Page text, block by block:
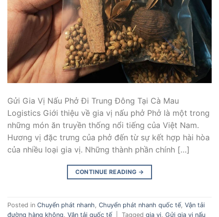
Gửi Gia Vị Nấu Phở Đi Trung Đông Tại Cà Mau
Logistics Giới thiệu về gia vị nấu phở Phở là một trong
những món ăn truyền thống nổi tiếng của Việt Nam.
Hương vị đặc trưng của phở đến từ sự kết hợp hài hòa
của nhiều loại gia vị. Những thành phần chính […]
CONTINUE READING →
Posted in Chuyển phát nhanh, Chuyển phát nhanh quốc tế, Vận tải
đường hàng không, Vận tải quốc tế Tagged gia vị, Gửi gia vị nấu